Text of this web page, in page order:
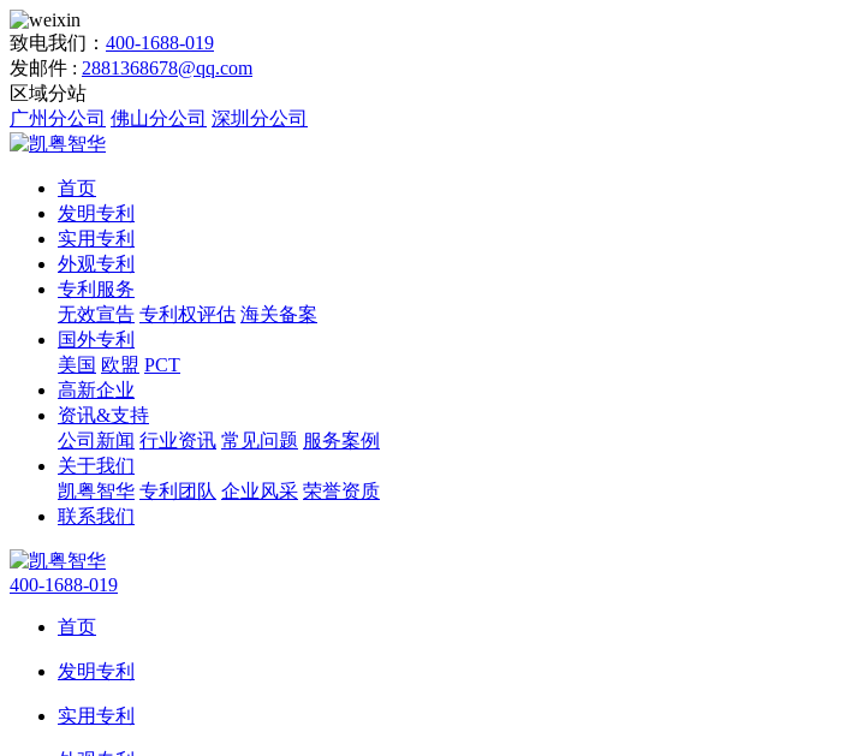
致电我们： 400-1688-019
发邮件 : 2881368678@qq.com
区域分站
广州分公司 佛山分公司 深圳分公司
首页
发明专利
实用专利
外观专利
专利服务
无效宣告 专利权评估 海关备案
国外专利
美国 欧盟 PCT
高新企业
资讯&支持
公司新闻 行业资讯 常见问题 服务案例
关于我们
凯粤智华 专利团队 企业风采 荣誉资质
联系我们
400-1688-019
首页
发明专利
实用专利